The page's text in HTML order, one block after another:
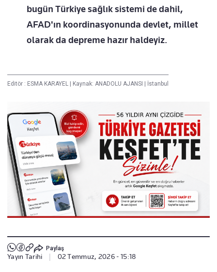
bugün Türkiye sağlık sistemi de dahil,
AFAD'ın koordinasyonunda devlet, millet
olarak da depreme hazır haldeyiz.
Editör : ESMA KARAYEL Kaynak: ANADOLU AJANSI İstanbul
Paylaş
Yayın Tarihi 02 Temmuz, 2026 - 15:18